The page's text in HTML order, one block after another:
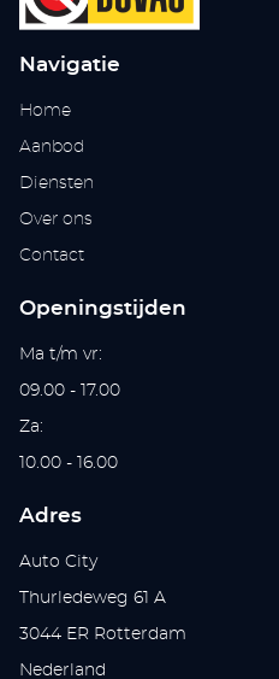
Navigatie
Home
Aanbod
Diensten
Over ons
Contact
Openingstijden
Ma t/m vr:
09.00 - 17.00
Za:
10.00 - 16.00
Adres
Auto City
Thurledeweg 61 A
3044 ER Rotterdam
Nederland